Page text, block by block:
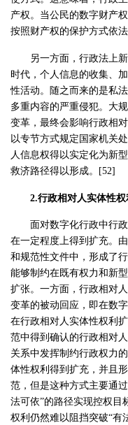
产权。当公民的数字财产
按照财产权的保护方式依法
另一方面，行政法上
时代，个人信息的收集、
性活动。随之而来的是私
多重内容的严重侵犯。大
变革，最终会影响行政相
以专节方式规定国家机关
人信息权得以实定化为新
救济路径得以形成。[52]
2.行政相对人实体性
面对数字化行政中行
在一定程度上得到扩充。
和规范性文件中，形成了
能够制约在既有权力和新
扩张。一方面，行政相对
变革的被动回应，即在数
在行政相对人实体性权利
范中得到确认的行政相对
关系中发挥制约行政权力
体性权利得到扩充，并且
范，但是这种方式主要通
法可依”的路径实现控权目
权利仍然难以阻挡突破“有